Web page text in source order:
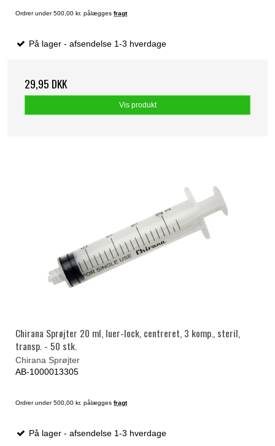
Ordrer under 500,00 kr. pålægges fragt
På lager - afsendelse 1-3 hverdage
29,95 DKK
Vis produkt
Chirana Sprøjter 20 ml, luer-lock, centreret, 3 komp., steril,
transp. - 50 stk.
Chirana Sprøjter
AB-1000013305
Ordrer under 500,00 kr. pålægges fragt
På lager - afsendelse 1-3 hverdage